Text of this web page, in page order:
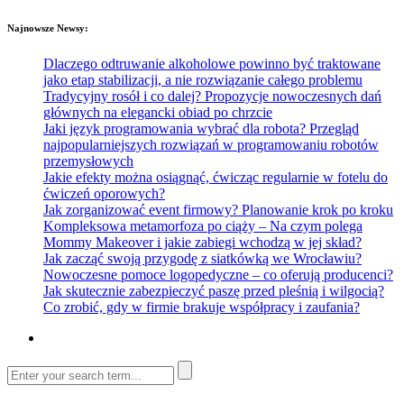
Najnowsze Newsy:
Dlaczego odtruwanie alkoholowe powinno być traktowane
jako etap stabilizacji, a nie rozwiązanie całego problemu
Tradycyjny rosół i co dalej? Propozycje nowoczesnych dań
głównych na elegancki obiad po chrzcie
Jaki język programowania wybrać dla robota? Przegląd
najpopularniejszych rozwiązań w programowaniu robotów
przemysłowych
Jakie efekty można osiągnąć, ćwicząc regularnie w fotelu do
ćwiczeń oporowych?
Jak zorganizować event firmowy? Planowanie krok po kroku
Kompleksowa metamorfoza po ciąży – Na czym polega
Mommy Makeover i jakie zabiegi wchodzą w jej skład?
Jak zacząć swoją przygodę z siatkówką we Wrocławiu?
Nowoczesne pomoce logopedyczne – co oferują producenci?
Jak skutecznie zabezpieczyć paszę przed pleśnią i wilgocią?
Co zrobić, gdy w firmie brakuje współpracy i zaufania?